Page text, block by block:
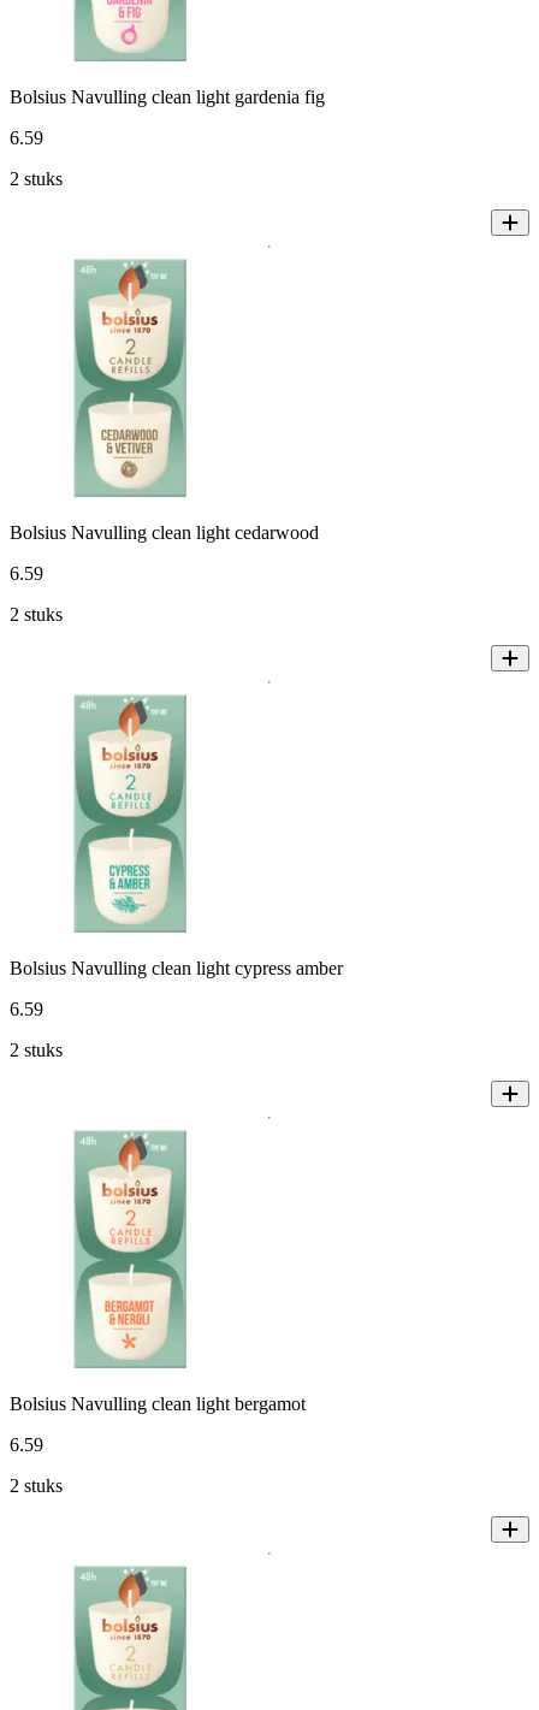
Bolsius Navulling clean light gardenia fig
6.59
2 stuks
Bolsius Navulling clean light cedarwood
6.59
2 stuks
Bolsius Navulling clean light cypress amber
6.59
2 stuks
Bolsius Navulling clean light bergamot
6.59
2 stuks